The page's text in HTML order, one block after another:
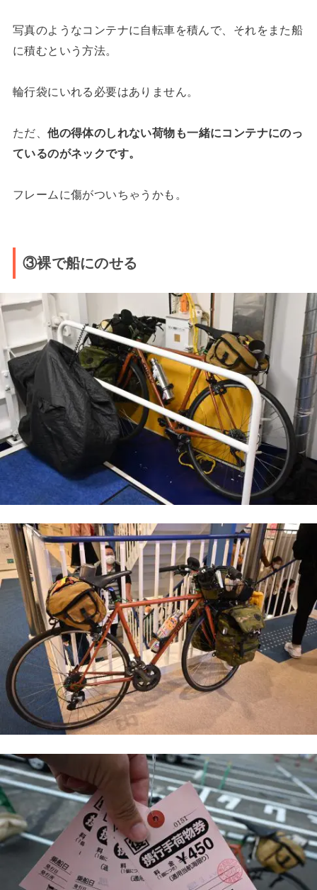
写真のようなコンテナに自転車を積んで、それをまた船
に積むという方法。
輪行袋にいれる必要はありません。
ただ、他の得体のしれない荷物も一緒にコンテナにのっ
ているのがネックです。
フレームに傷がついちゃうかも。
③裸で船にのせる